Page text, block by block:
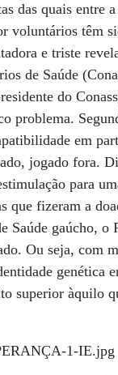
das quais entre
voluntários têm
e triste
de Saúde
do
problema.
em
jogado fora.
para
que fizeram a
Saúde gaúcho,
Ou seja, com
genética
superior àquilo